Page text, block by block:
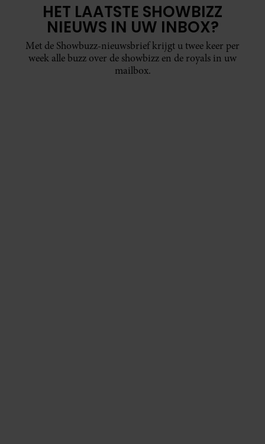
HET LAATSTE SHOWBIZZ
NIEUWS IN UW INBOX?
Met de Showbuzz-nieuwsbrief krijgt u twee keer per
week alle buzz over de showbizz en de royals in uw
mailbox.